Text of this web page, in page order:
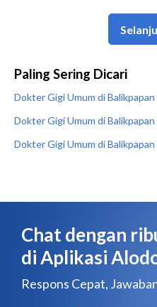
Paling Sering Dicari
Dokter Gigi Umum di
Dokter Gigi Umum di
Dokter Gigi Umum di